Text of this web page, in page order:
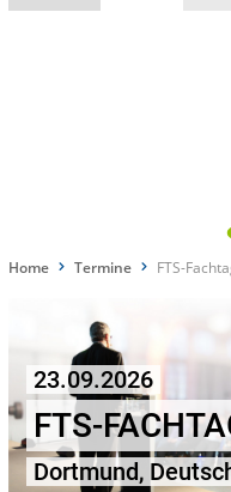
Home Termine FTS-
23.09.2026
FTS-
Dortmund,